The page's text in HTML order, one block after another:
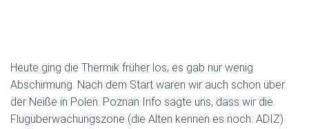
Heute ging die Thermik früher los, es gab nur wenig
Abschirmung. Nach dem Start waren wir auch schon über
der Neiße in Polen. Poznan Info sagte uns, dass wir die
Flugüberwachungszone (die Alten kennen es noch: ADIZ)